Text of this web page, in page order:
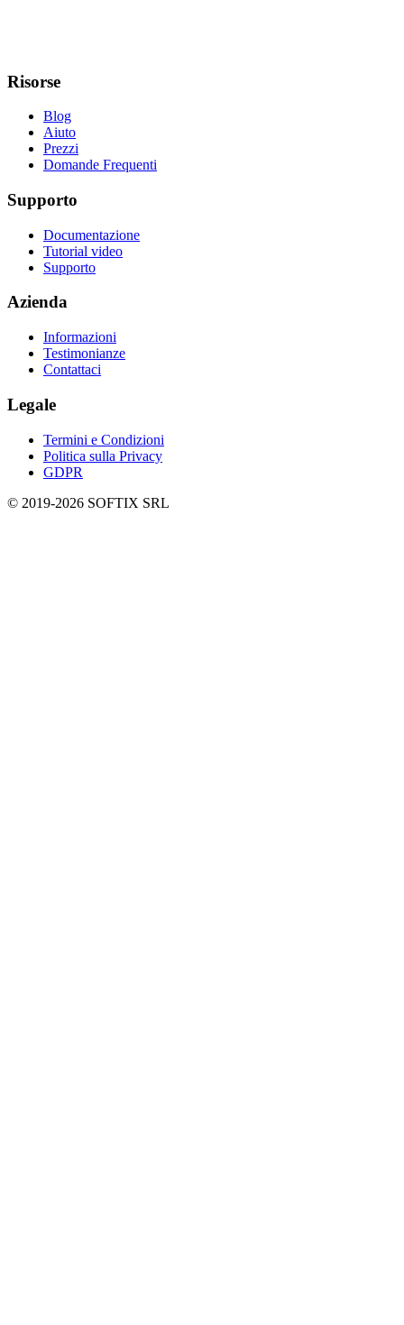
Risorse
Blog
Aiuto
Prezzi
Domande Frequenti
Supporto
Documentazione
Tutorial video
Supporto
Azienda
Informazioni
Testimonianze
Contattaci
Legale
Termini e Condizioni
Politica sulla Privacy
GDPR
© 2019-2026 SOFTIX SRL